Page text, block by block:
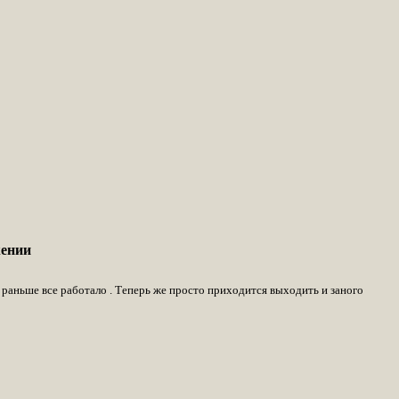
все работало . Теперь же просто приходится выходить и заного